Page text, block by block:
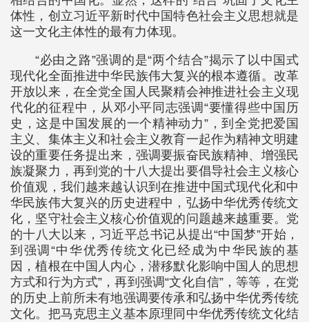
体性，创立习近平新时代中国特色社会主义思想就是
这一文化主体性的最有力体现。
“必由之路”强调的是“两个结合”揭示了以中国式
现代化全面推进中华民族伟大复兴的根本遵循。改革
开放以来，在全党全国人民聚精会神推进社会主义现
代化的征程中，从邓小平同志强调“要懂得些中国历
史，这是中国发展的一个精神动力”，到全党把爱国
主义、集体主义和社会主义教育一起作为精神文明建
设的重要任务提出来，强调要振奋民族精神、增强民
族凝聚力，再到党的十八大提出要倡导社会主义核心
价值观，我们越来越认识到在推进中国式现代化和中
华民族伟大复兴的历史进程中，弘扬中华优秀传统文
化，坚守社会主义核心价值观的问题越来越重要。党
的十八大以来，习近平总书记从提出“中国梦”开始，
到强调“中华优秀传统文化已经成为中华民族的基
因，植根在中国人内心，潜移默化影响中国人的思想
方式和行为方式”，再到强调“文化自信”，等等，在党
的历史上前所未有地强调要传承和弘扬中华优秀传统
文化。把马克思主义基本原理同中华优秀传统文化结